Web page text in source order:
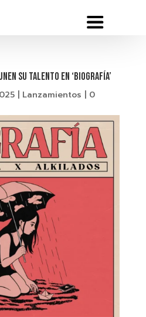
su talento en ‘Biografía’
| Lanzamientos
0